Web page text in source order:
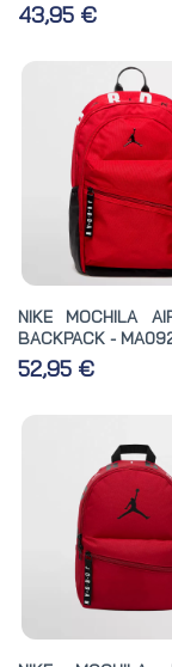
43,95 €
NIKE MOCHILA
BACKPACK -
52,95 €